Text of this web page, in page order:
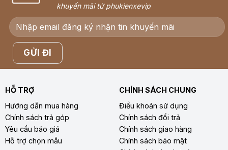
khuyến mãi từ phukienxevip
HỖ TRỢ
Hướng dẫn mua hàng
Chính sách trả góp
Yêu cầu báo giá
Hỗ trợ chọn mẫu
CHÍNH SÁCH CHUNG
Điều khoản sử dụng
Chính sách đổi trả
Chính sách giao hàng
Chính sách bảo mật